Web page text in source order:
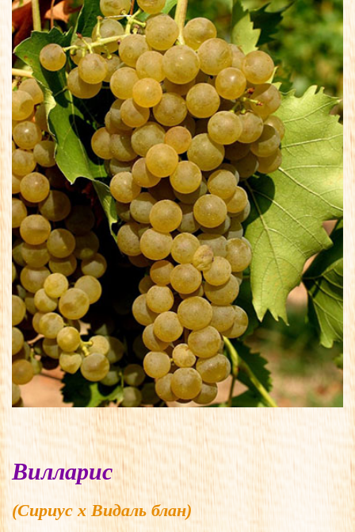
Вилларис
(Сириус x Видаль блан)